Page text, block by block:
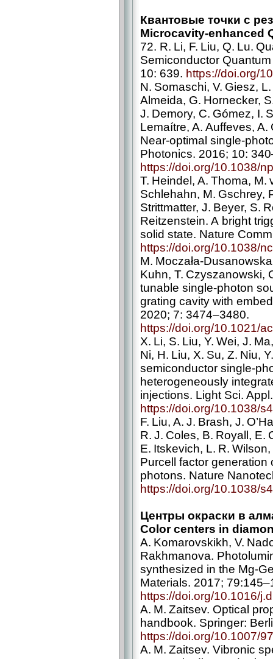
Квантовые точки с
Microcavity-enhanced
72. R. Li, F. Liu, Q. Lu.
Semiconductor
10: 639. https://doi.org/
N. Somaschi, V. Giesz,
Almeida, G. Hornecker,
J. Demory, C. Gómez, I.
Lemaítre, A. Auffeves,
Near-optimal single-­
Photonics. 2016; 10:
https://doi.org/10.1038/
T. Heindel, A. Thoma,
Schlehahn, M. Gschrey,
Strittmatter, J. Beyer, S.
Reitzenstein. A bright
solid state. Nature
https://doi.org/10.1038/
M. Moczała-­
Kuhn, T. Czyszanowski,
tunable single-­photon
grating cavity with
2020; 7: 3474–3480.
https://doi.org/10.1021/
X. Li, S. Liu, Y. Wei, J.
Ni, H. Liu, X. Su, Z. Niu,
semiconductor single-­
heterogeneously
injections. Light Sci.
https://doi.org/10.1038/
F. Liu, A. J. Brash, J.
R. J. Coles, B. Royall, E.
E. Itskevich, L. R.
Purcell factor
photons. Nature
https://doi.org/10.1038/
Центры окраски в
Color centers in
A. Komarovskikh, V.
Rakhmanova.
synthesized in the Mg-­
Materials. 2017;
https://doi.org/10.1016/
A. M. Zaitsev. Optical
handbook. Springer:
https://doi.org/10.1007/
A. M. Zaitsev. Vibronic